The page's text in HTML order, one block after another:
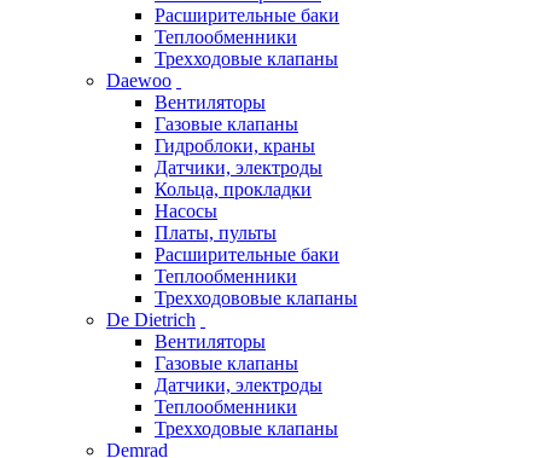
Расширительные баки
Теплообменники
Трехходовые клапаны
Daewoo
Вентиляторы
Газовые клапаны
Гидроблоки, краны
Датчики, электроды
Кольца, прокладки
Насосы
Платы, пульты
Расширительные баки
Теплообменники
Трехходововые клапаны
De Dietrich
Вентиляторы
Газовые клапаны
Датчики, электроды
Теплообменники
Трехходовые клапаны
Demrad